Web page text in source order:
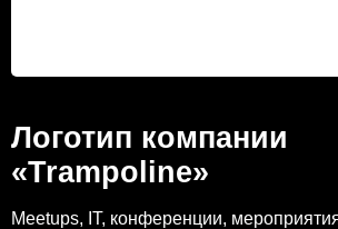
Логотип компании
«Trampoline»
Meetups, IT, конференции,